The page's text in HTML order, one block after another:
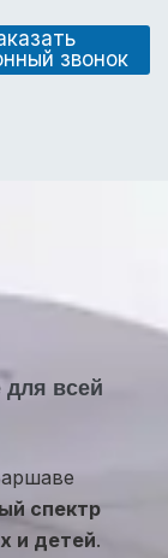
звонок
всей
спектр
и детей.